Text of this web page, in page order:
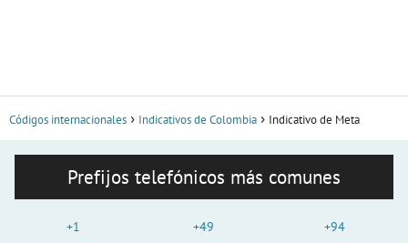
Códigos internacionales Indicativos de Colombia Indicativo de Meta
Prefijos telefónicos más comunes
+1
+49
+94